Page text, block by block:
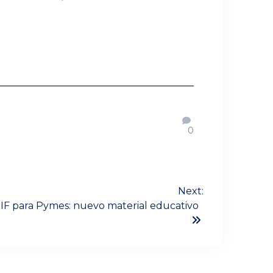
0
Next:
para Pymes: nuevo material educativo